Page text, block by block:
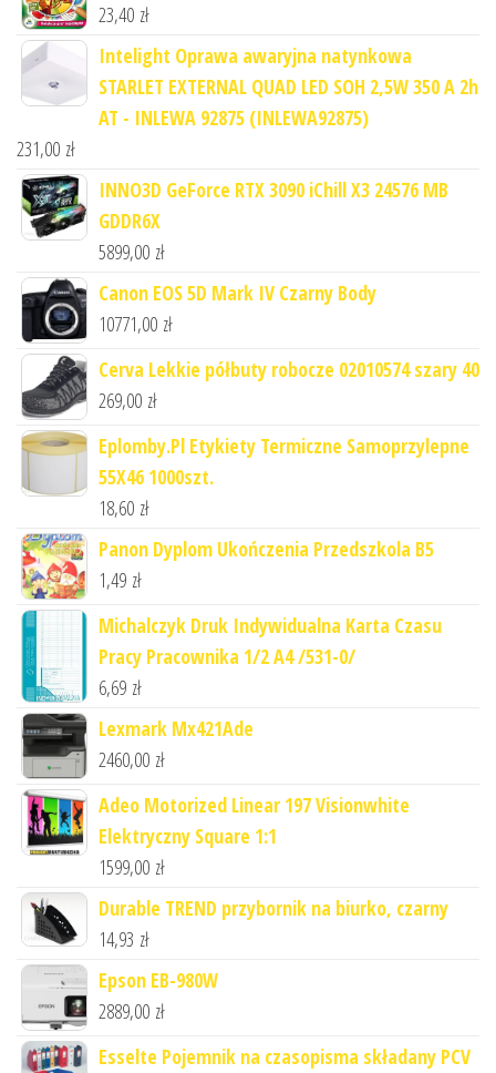
23,40 zł
Intelight Oprawa awaryjna natynkowa
STARLET EXTERNAL QUAD LED SOH 2,5W 350 A 2h
AT - INLEWA 92875 (INLEWA92875)
231,00 zł
INNO3D GeForce RTX 3090 iChill X3 24576 MB
GDDR6X
5899,00 zł
Canon EOS 5D Mark IV Czarny Body
10771,00 zł
Cerva Lekkie półbuty robocze 02010574 szary 40
269,00 zł
Eplomby.Pl Etykiety Termiczne Samoprzylepne
55X46 1000szt.
18,60 zł
Panon Dyplom Ukończenia Przedszkola B5
1,49 zł
Michalczyk Druk Indywidualna Karta Czasu
Pracy Pracownika 1/2 A4 /531-0/
6,69 zł
Lexmark Mx421Ade
2460,00 zł
Adeo Motorized Linear 197 Visionwhite
Elektryczny Square 1:1
1599,00 zł
Durable TREND przybornik na biurko, czarny
14,93 zł
Epson EB-980W
2889,00 zł
Esselte Pojemnik na czasopisma składany PCV